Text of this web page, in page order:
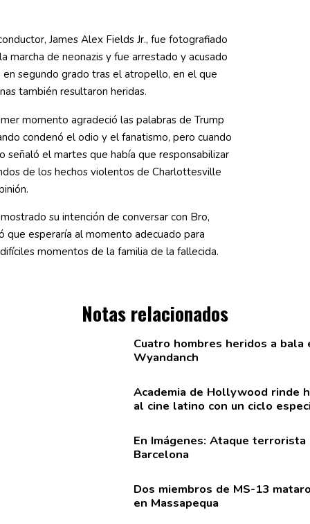
James Alex Fields Jr., fue fotografiado
marcha de neonazis y fue arrestado y acusado
en segundo grado tras el atropello, en el que
también resultaron heridas.
momento agradeció las palabras de Trump
condenó el odio y el fanatismo, pero cuando
señaló el martes que había que responsabilizar
de los hechos violentos de Charlottesville
su intención de conversar con Bro,
que esperaría al momento adecuado para
momentos de la familia de la fallecida.
Notas relacionados
Cuatro hombres heridos a bala
Wyandanch
Academia de Hollywood rinde
al cine latino con un ciclo
En Imágenes: Ataque terrorista
Barcelona
Dos miembros de MS-13
en Massapequa